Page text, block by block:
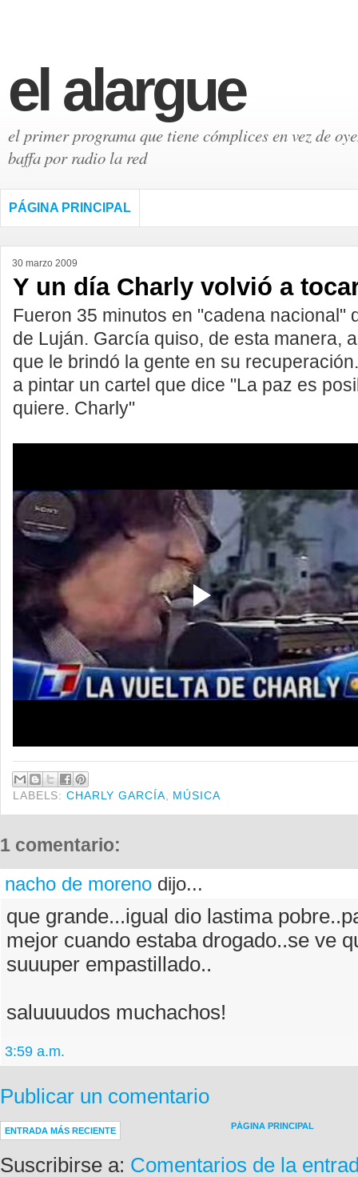
el alargue
el primer programa que tiene cómplices en vez de
baffa por radio la red
PÁGINA PRINCIPAL
30 marzo 2009
Y un día Charly volvió a
Fueron 35 minutos en "cadena nacional"
de Luján. García quiso, de esta manera,
que le brindó la gente en su
a pintar un cartel que dice "La paz es
quiere. Charly"
LABELS:CHARLY GARCÍA MÚSICA
1 comentario:
nacho de moreno dijo...
que grande...igual dio lastima
mejor cuando estaba drogado..se ve
suuuper empastillado..
saluuuudos muchachos!
3:59 a.m.
Publicar un comentario
ENTRADA MÁS RECIENTE PÁGINA PRINCIPAL
Suscribirse a: Comentarios de la